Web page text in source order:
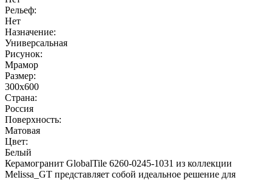
Рельеф:
Нет
Назначение:
Универсальная
Рисунок:
Мрамор
Размер:
300x600
Страна:
Россия
Поверхность:
Матовая
Цвет:
Белый
Керамогранит GlobalTile 6260-0245-1031 из коллекции
Melissa_GT представляет собой идеальное решение для